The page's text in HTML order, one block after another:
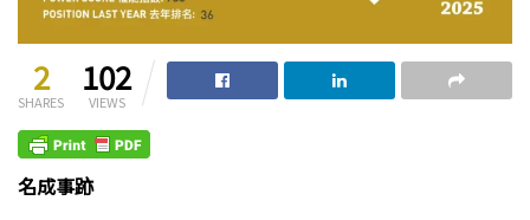
2
SHARES
102
VIEWS
名成事跡